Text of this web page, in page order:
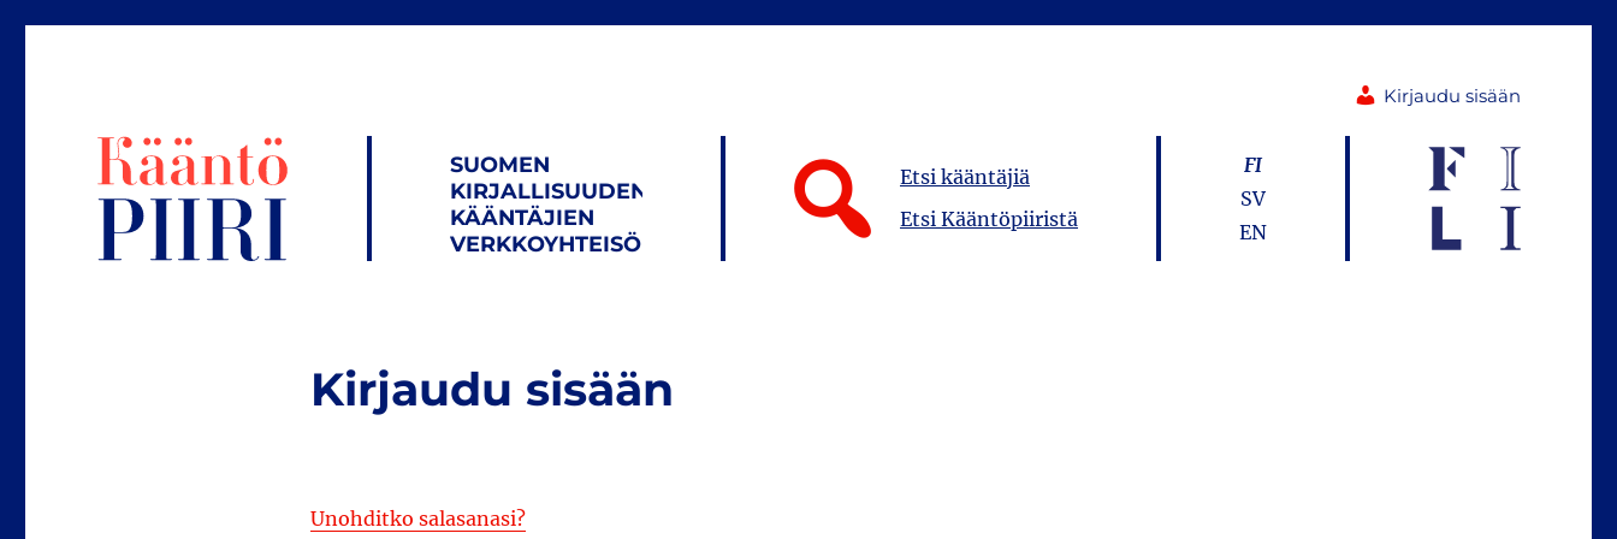
Kirjaudu sisään
SUOMEN
KIRJALLISUUDEN
KÄÄNTÄJIEN
VERKKOYHTEISÖ
Etsi kääntäjiä
Etsi Kääntöpiiristä
FI
SV
EN
Kirjaudu sisään
Unohditko salasanasi?